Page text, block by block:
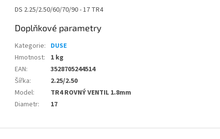
DS 2.25/2.50/60/70/90 - 17 TR4
Doplňkové parametry
Kategorie: DUSE
Hmotnost:
1 kg
EAN:
3528705244514
Šířka:
2.25/2.50
Model:
TR4 ROVNÝ VENTIL 1.8mm
Diametr: 17